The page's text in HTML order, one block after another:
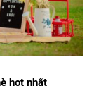
hot nhất